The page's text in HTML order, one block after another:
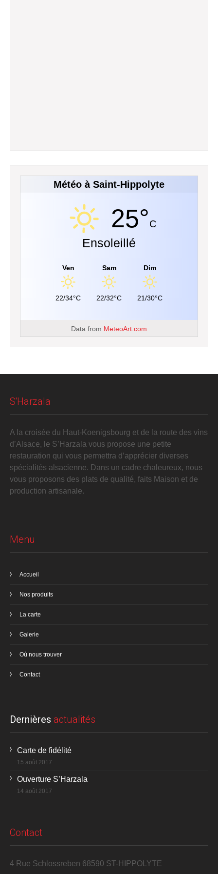
Météo à Saint-Hippolyte
25°C
Ensoleillé
Ven
22/34°C
Sam
22/32°C
Dim
21/30°C
Data from MeteoArt.com
S'Harzala
A la croisée du Haut-Koenigsbourg et de la route des vins
d’Alsace, le S’Harzala vous propose une petite
restauration qui vous permettra d’apprécier diverses
spécialités alsacienne. Dans un cadre chaleureux, nous
vous proposons des plats de qualité, faits Maison et de
production artisanale.
Menu
Accueil
Nos produits
La carte
Galerie
Où nous trouver
Contact
Dernières actualités
Carte de fidélité
15 août 2017
Ouverture S’Harzala
14 août 2017
Contact
4 Rue Schlossreben 68590 ST-HIPPOLYTE